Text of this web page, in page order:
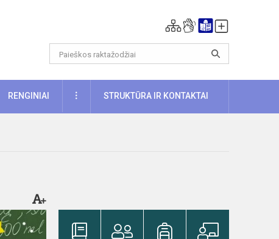
RENGINIAI DAUGIAUSTRUKTŪRA IR KONTAKTAI